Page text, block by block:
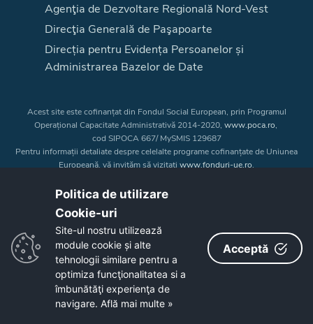
Agenţia de Dezvoltare Regională Nord-Vest
Direcţia Generală de Paşapoarte
Direcția pentru Evidența Persoanelor și
Administrarea Bazelor de Date
Acest site este cofinanțat din Fondul Social European, prin Programul
Operațional Capacitate Administrativă 2014-2020, www.poca.ro,
cod SIPOCA 667/ MySMIS 129687
Pentru informații detaliate despre celelalte programe cofinanțate de Uniunea
Europeană, vă invităm să vizitați www.fonduri-ue.ro.
a Uniunii Europene. Întreaga responsabilitate asupra
Copyright © 2026 - Consiliul Judeţean Bistrița-Năsăud
Politica de utilizare
Cookie-uri‎
Site-ul nostru utilizează
module cookie și alte
tehnologii similare pentru a
optimiza funcţionalitatea si a
îmbunătăţi experienţa de
navigare. Află mai multe »
Acceptă